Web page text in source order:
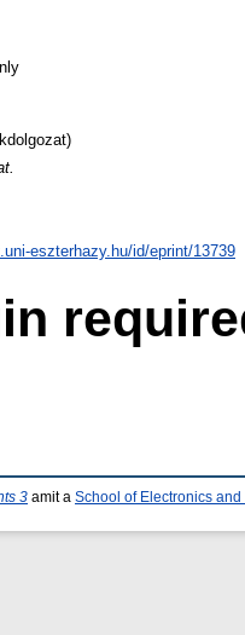
eszterhazy.hu/id/eprint/13739
3 amit a School of Electronics